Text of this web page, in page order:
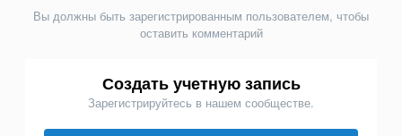
Вы должны быть зарегистрированным пользователем, чтобы
оставить комментарий
Создать учетную запись
Зарегистрируйтесь в нашем сообществе.